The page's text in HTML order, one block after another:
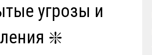
угрозы и
❇️